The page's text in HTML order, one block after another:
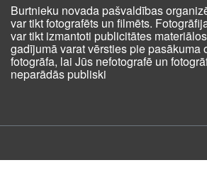
Burtnieku novada pašvaldības
var tikt fotografēts un filmēts.
var tikt izmantoti publicitātes
gadījumā varat vērsties pie pasākuma
fotogrāfa, lai Jūs nefotografē un
neparādās publiski